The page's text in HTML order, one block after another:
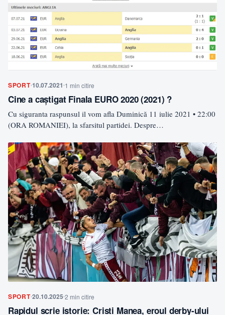
SPORT10.07.2021 1 min citire
Cine a caștigat Finala EURO 2020 (2021) ?
Cu siguranta raspunsul il vom afla Duminică 11 iulie 2021 • 22:00
(ORA ROMANIEI), la sfarsitul partidei. Despre…
SPORT20.10.2025 2 min citire
Rapidul scrie istorie: Cristi Manea, eroul derby-ului